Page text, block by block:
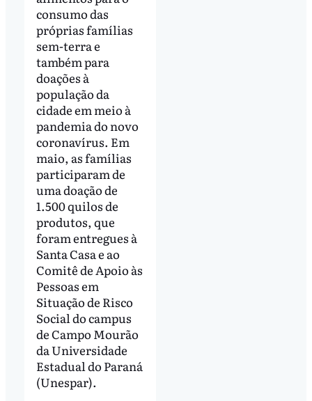
consumo das
próprias famílias
sem-terra e
também para
doações à
população da
cidade em meio à
pandemia do novo
coronavírus. Em
maio, as famílias
participaram de
uma doação de
1.500 quilos de
produtos, que
foram entregues à
Santa Casa e ao
Comitê de Apoio às
Pessoas em
Situação de Risco
Social do campus
de Campo Mourão
da Universidade
Estadual do Paraná
(Unespar).